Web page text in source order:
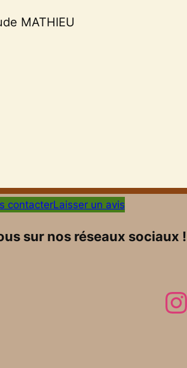
MATHIEU
contacterLaisser un avis
sur nos réseaux sociaux !
Instagram